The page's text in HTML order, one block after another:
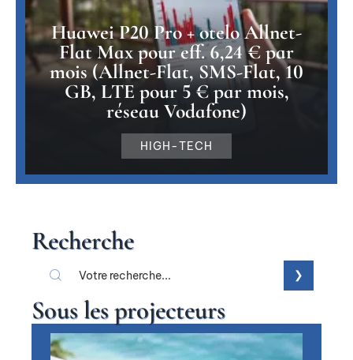
Huawei P20 Pro + otelo Allnet-
Flat Max pour eff. 6,24 € par
mois (Allnet-Flat, SMS-Flat, 10
GB, LTE pour 5 € par mois,
réseau Vodafone)
HIGH-TECH
Recherche
Sous les projecteurs